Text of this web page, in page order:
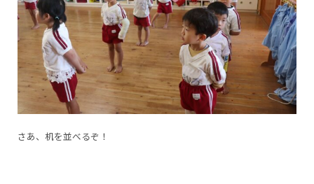
さあ、机を並べるぞ！